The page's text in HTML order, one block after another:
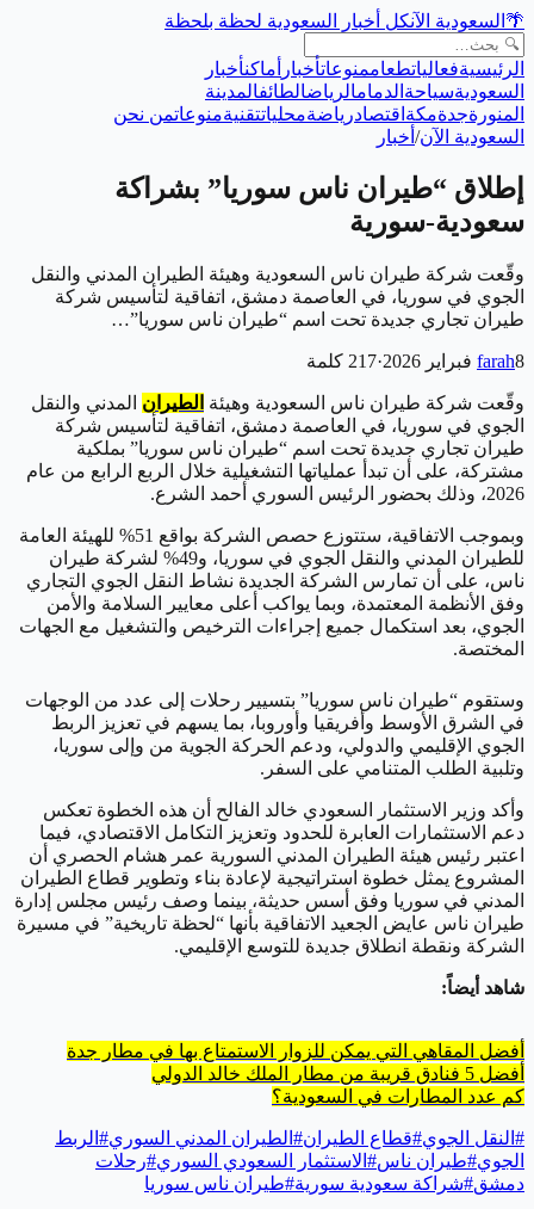
🌴 السعودية الآنكل أخبار السعودية لحظة بلحظة
الرئيسيةفعالياتطعاممنوعاتأخبار أماكنأخبار
السعوديةسياحة الدمامالرياضالطائفالمدينة
المنورةجدةمكة اقتصادرياضةمحلياتتقنيةمنوعاتمن نحن
السعودية الآن/ أخبار
إطلاق “طيران ناس سوريا” بشراكة
سعودية-سورية
وقّعت شركة طيران ناس السعودية وهيئة الطيران المدني والنقل
الجوي في سوريا، في العاصمة دمشق، اتفاقية لتأسيس شركة
طيران تجاري جديدة تحت اسم “طيران ناس سوريا”…
farah8 فبراير 2026 ·
217 كلمة
وقّعت شركة طيران ناس السعودية وهيئة الطيران المدني والنقل
الجوي في سوريا، في العاصمة دمشق، اتفاقية لتأسيس شركة
طيران تجاري جديدة تحت اسم “طيران ناس سوريا” بملكية
مشتركة، على أن تبدأ عملياتها التشغيلية خلال الربع الرابع من عام
2026، وذلك بحضور الرئيس السوري أحمد الشرع.
وبموجب الاتفاقية، ستتوزع حصص الشركة بواقع 51% للهيئة العامة
للطيران المدني والنقل الجوي في سوريا، و49% لشركة طيران
ناس، على أن تمارس الشركة الجديدة نشاط النقل الجوي التجاري
وفق الأنظمة المعتمدة، وبما يواكب أعلى معايير السلامة والأمن
الجوي، بعد استكمال جميع إجراءات الترخيص والتشغيل مع الجهات
المختصة.
وستقوم “طيران ناس سوريا” بتسيير رحلات إلى عدد من الوجهات
في الشرق الأوسط وأفريقيا وأوروبا، بما يسهم في تعزيز الربط
الجوي الإقليمي والدولي، ودعم الحركة الجوية من وإلى سوريا،
وتلبية الطلب المتنامي على السفر.
وأكد وزير الاستثمار السعودي خالد الفالح أن هذه الخطوة تعكس
دعم الاستثمارات العابرة للحدود وتعزيز التكامل الاقتصادي، فيما
اعتبر رئيس هيئة الطيران المدني السورية عمر هشام الحصري أن
المشروع يمثل خطوة استراتيجية لإعادة بناء وتطوير قطاع الطيران
المدني في سوريا وفق أسس حديثة، بينما وصف رئيس مجلس إدارة
طيران ناس عايض الجعيد الاتفاقية بأنها “لحظة تاريخية” في مسيرة
الشركة ونقطة انطلاق جديدة للتوسع الإقليمي.
شاهد أيضاً:
أفضل المقاهي التي يمكن للزوار الاستمتاع بها في مطار جدة
أفضل 5 فنادق قريبة من مطار الملك خالد الدولي
كم عدد المطارات في السعودية؟
# النقل الجوي#قطاع الطيران# الطيران المدني السوري# الربط
الجوي#طيران ناس# الاستثمار السعودي السوري#رحلات
دمشق#شراكة سعودية سورية#طيران ناس سوريا